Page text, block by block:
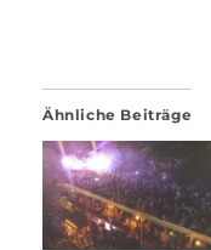
Ähnliche Beiträge